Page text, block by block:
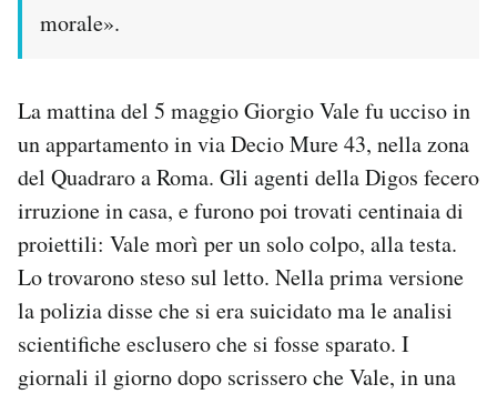
morale».
La mattina del 5 maggio Giorgio Vale fu ucciso in
un appartamento in via Decio Mure 43, nella zona
del Quadraro a Roma. Gli agenti della Digos fecero
irruzione in casa, e furono poi trovati centinaia di
proiettili: Vale morì per un solo colpo, alla testa.
Lo trovarono steso sul letto. Nella prima versione
la polizia disse che si era suicidato ma le analisi
scientifiche esclusero che si fosse sparato. I
giornali il giorno dopo scrissero che Vale, in una